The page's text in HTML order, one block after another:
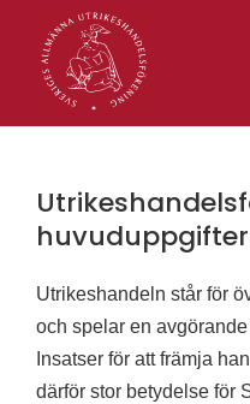
huvuduppgifter
Utrikeshandeln står för
och spelar en
Insatser för att främja
därför stor betydelse för